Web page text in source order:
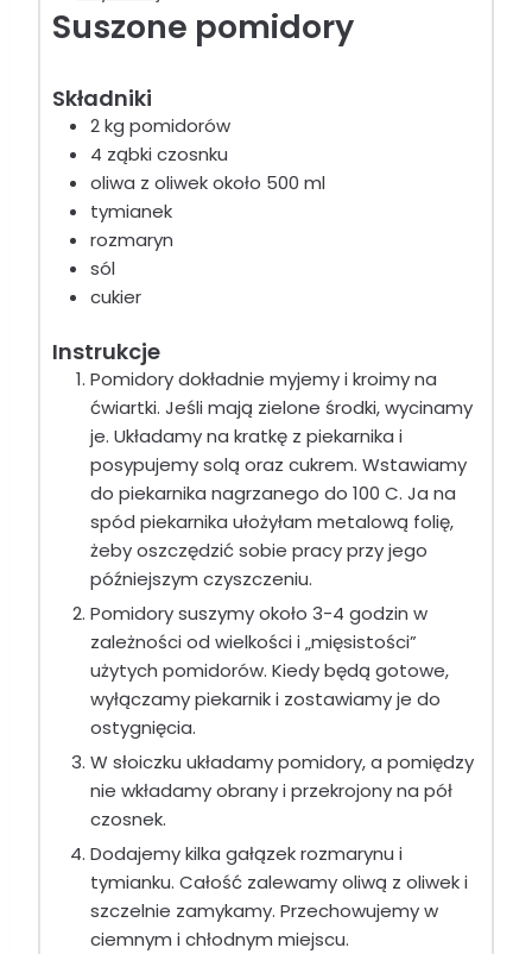
Suszone pomidory
Składniki
2 kg pomidorów
4 ząbki czosnku
oliwa z oliwek około 500 ml
tymianek
rozmaryn
sól
cukier
Instrukcje
Pomidory dokładnie myjemy i kroimy na
ćwiartki. Jeśli mają zielone środki, wycinamy
je. Układamy na kratkę z piekarnika i
posypujemy solą oraz cukrem. Wstawiamy
do piekarnika nagrzanego do 100 C. Ja na
spód piekarnika ułożyłam metalową folię,
żeby oszczędzić sobie pracy przy jego
późniejszym czyszczeniu.
Pomidory suszymy około 3-4 godzin w
zależności od wielkości i „mięsistości”
użytych pomidorów. Kiedy będą gotowe,
wyłączamy piekarnik i zostawiamy je do
ostygnięcia.
W słoiczku układamy pomidory, a pomiędzy
nie wkładamy obrany i przekrojony na pół
czosnek.
Dodajemy kilka gałązek rozmarynu i
tymianku. Całość zalewamy oliwą z oliwek i
szczelnie zamykamy. Przechowujemy w
ciemnym i chłodnym miejscu.